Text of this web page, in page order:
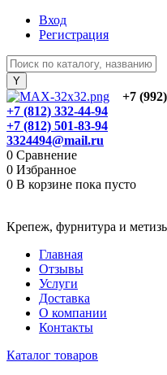
Вход
Регистрация
+7
+7 (812) 332-44-94
+7 (812) 501-83-94
3324494@mail.ru
0 Сравнение
0 Избранное
0 В корзине пока пусто
Крепеж, фурнитура и
Главная
Отзывы
Услуги
Доставка
О компании
Контакты
Каталог товаров